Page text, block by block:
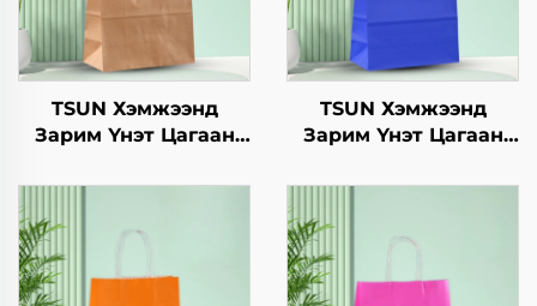
TSUN Хэмжээнд
Зарим Үнэт Цагаан
Нэмэлт Ур чадвараар
Кристмасийн Хоолын
Пакинг Скрин Принт
TSUN Хэмжээнд
Зарим Үнэт Цагаан
Скрин Принт Нэмэлт
Ур чадвараар Шинэ
Жил, Кристмасийн
Хөдөлгөөнт Хоолын
Шиппинг Картон